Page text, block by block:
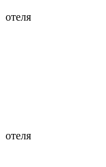
отеля
отеля